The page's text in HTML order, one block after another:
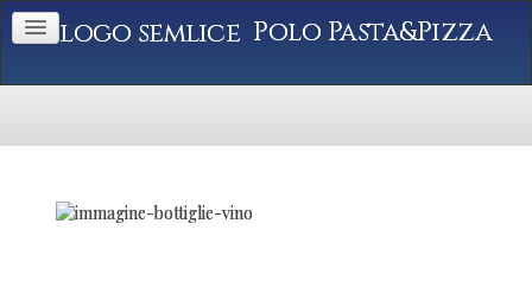
Polo Pasta&Pizza